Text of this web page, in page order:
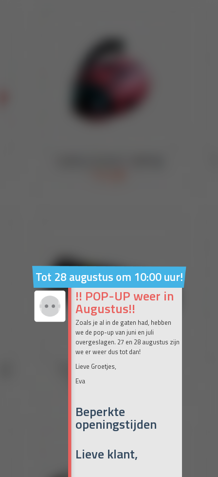
Tot 28 augustus om 10:00 uur!
!! POP-UP weer in
Augustus!!
Zoals je al in de gaten had, hebben
we de pop-up van juni en juli
overgeslagen. 27 en 28 augustus zijn
we er weer dus tot dan!
Lieve Groetjes,
Eva
Beperkte
openingstijden
Lieve klant,